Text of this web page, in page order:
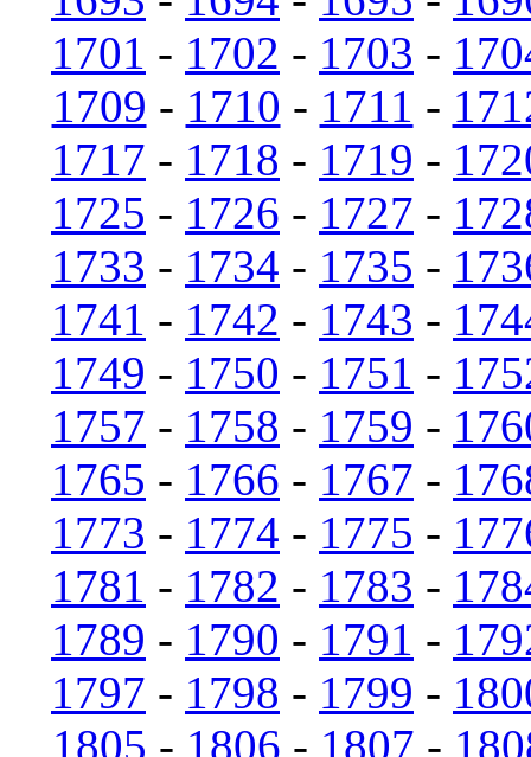
1701 - 1702 - 1703 -
1709 - 1710 - 1711 -
1717 - 1718 - 1719 -
1725 - 1726 - 1727 -
1733 - 1734 - 1735 -
1741 - 1742 - 1743 -
1749 - 1750 - 1751 -
1757 - 1758 - 1759 -
1765 - 1766 - 1767 -
1773 - 1774 - 1775 -
1781 - 1782 - 1783 -
1789 - 1790 - 1791 -
1797 - 1798 - 1799 -
1805 - 1806 - 1807 -